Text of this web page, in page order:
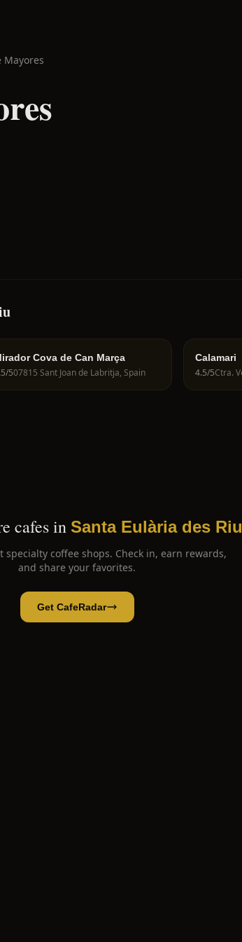
Mayores
Cova de Can Marça
/507815 Sant Joan de Labritja, Spain
Calamari
4.5/5
cafes in Santa Eulària des Riu
specialty coffee shops. Check in, earn rewards,
and share your favorites.
Get CafeRadar